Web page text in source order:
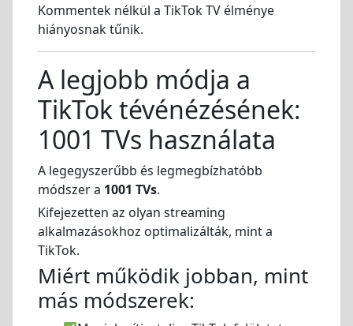
Kommentek nélkül a TikTok TV élménye
hiányosnak tűnik.
A legjobb módja a
TikTok tévénézésének:
1001 TVs használata
A legegyszerűbb és legmegbízhatóbb
módszer a 1001 TVs.
Kifejezetten az olyan streaming
alkalmazásokhoz optimalizálták, mint a
TikTok.
Miért működik jobban, mint
más módszerek: